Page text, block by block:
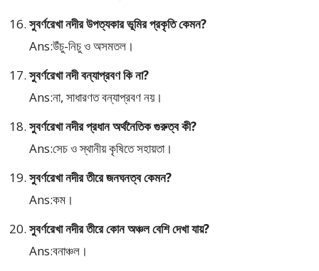
সুবর্ণরেখা নদীর উপত্যকার ভূমির প্রকৃতি কেমন?
Ans:উঁচু-নিচু ও অসমতল।
সুবর্ণরেখা নদী বন্যাপ্রবণ কি না?
Ans:না, সাধারণত বন্যাপ্রবণ নয়।
সুবর্ণরেখা নদীর প্রধান অর্থনৈতিক গুরুত্ব কী?
Ans:সেচ ও স্থানীয় কৃষিতে সহায়তা।
সুবর্ণরেখা নদীর তীরে জনঘনত্ব কেমন?
Ans:কম।
সুবর্ণরেখা নদীর তীরে কোন অঞ্চল বেশি দেখা যায়?
Ans:বনাঞ্চল।